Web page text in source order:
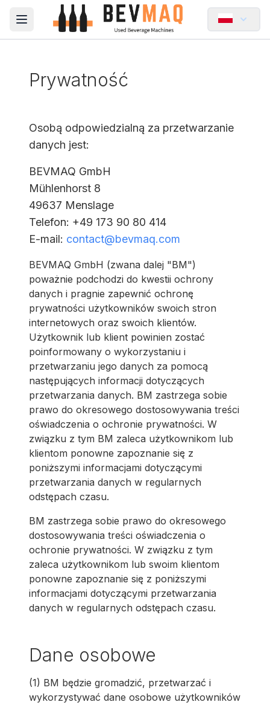
Open main menu
Prywatność
Osobą odpowiedzialną za przetwarzanie
danych jest:
BEVMAQ GmbH
Mühlenhorst 8
49637 Menslage
Telefon: +49 173 90 80 414
E-mail: contact@bevmaq.com
BEVMAQ GmbH (zwana dalej "BM")
poważnie podchodzi do kwestii ochrony
danych i pragnie zapewnić ochronę
prywatności użytkowników swoich stron
internetowych oraz swoich klientów.
Użytkownik lub klient powinien zostać
poinformowany o wykorzystaniu i
przetwarzaniu jego danych za pomocą
następujących informacji dotyczących
przetwarzania danych. BM zastrzega sobie
prawo do okresowego dostosowywania treści
oświadczenia o ochronie prywatności. W
związku z tym BM zaleca użytkownikom lub
klientom ponowne zapoznanie się z
poniższymi informacjami dotyczącymi
przetwarzania danych w regularnych
odstępach czasu.
BM zastrzega sobie prawo do okresowego
dostosowywania treści oświadczenia o
ochronie prywatności. W związku z tym
zaleca użytkownikom lub swoim klientom
ponowne zapoznanie się z poniższymi
informacjami dotyczącymi przetwarzania
danych w regularnych odstępach czasu.
Dane osobowe
(1) BM będzie gromadzić, przetwarzać i
wykorzystywać dane osobowe użytkowników